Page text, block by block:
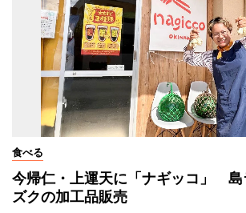
食べる
今帰仁・上運天に「ナギッコ」 島
ズクの加工品販売